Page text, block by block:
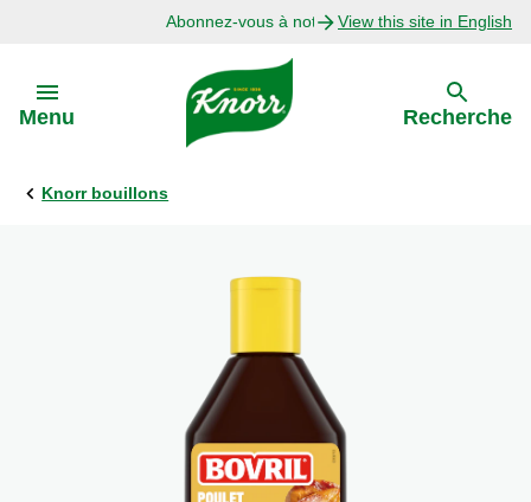
Abonnez-vous à notre infolettreView this site in English
Menu
Précédent
Recettes par Ingrédient
Recettes par Occasion
Recherche
Knorr bouillons